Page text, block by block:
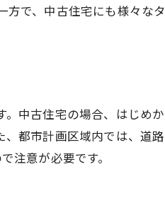
で、中古住宅にも様々なタ
中古住宅の場合、はじめか
都市計画区域内では、道路
注意が必要です。